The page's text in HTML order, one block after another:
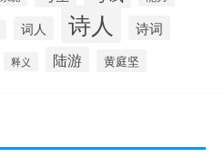
词人 诗人 诗词
释义 陆游 黄庭坚